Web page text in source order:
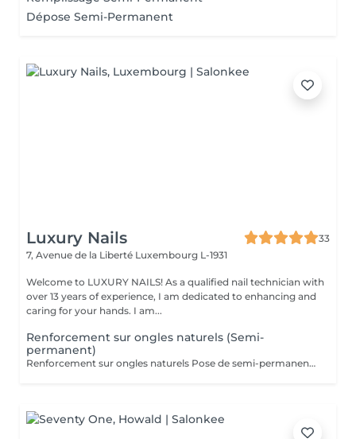
Dépose Semi-Permanent
Luxury Nails
33
7, Avenue de la Liberté Luxembourg L-1931
Welcome to LUXURY NAILS! As a qualified nail technician with
over 13 years of experience, I am dedicated to enhancing and
caring for your hands. I am...
Renforcement sur ongles naturels (Semi-
permanent)
Renforcement sur ongles naturels Pose de semi-permanent renforcé (rubber base) pour des ongles plus solides et résistants. Idéal pour les ongles fragiles, mous ou qui cassent facilement.